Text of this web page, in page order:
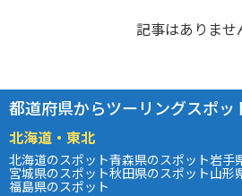
記事はありませ
都道府県からツーリングスポッ
北海道・東北
北海道のスポット青森県のスポット岩手
宮城県のスポット秋田県のスポット山形
福島県のスポット